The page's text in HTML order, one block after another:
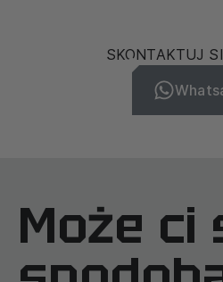
SKONTAKTUJ
Może ci